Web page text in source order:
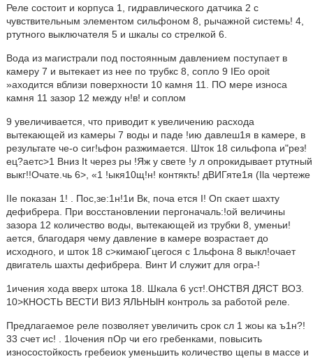
Реле состоит и корпуса 1, гидравлического датчика 2 с
чувствительным элементом сильфоном 8, рычажной системь! 4,
ртутного выключателя 5 и шкалы со стрелкой 6.
Вода из магистрали под постоянным давлением поступает в
камеру 7 и вытекает из нее по трубкc 8, сопло 9 IEo opoit
»axoдится вблизи поверхности 10 камня 11. ПО мере износа
камня 11 зазор 12 между н!в! и соплом
9 увеличивается, что приводит к увеличению расхода
вытекающей из камеры 7 воды и паде !ию давлеш1я в камере, в
результате че-о сиг!ьфон разжимается. Шток 18 сильфопа и"рез!
ец?аетс>1 Вниз It через ры !Яж у свете !у л опрокидывает ртутный
выкг!!Очате.чь 6>, «1 !ыкя10щ!н! контякть! дВИГяте1я (Ila чертеже
IIe показан 1! . Пос,зе:1н!1и Вк, поча ется I! Оп скает шахту
дефибрера. При восстановлении пергоначаль:!ой величины
зазора 12 количество воды, вытекающей из трубки 8, уменьи!
ается, благодаря чему давление в камере возрастает до
исходного, и шток 18 с>кимаюГцегося с 1льфона 8 выкл!очает
двигатель шахты дефибрера. Винт И служит для огра-!
1ичения хода вверх штока 18. Шкала 6 уст!.ОНСТВЯ ДЯСТ ВОЗ.
10>КНОСТЬ ВЕСТИ ВИЗ ЯЛЬНЫН контроль за работой реле.
Предлагаемое реле позволяет увеличить срок сл 1 жоы ка ъ1н?!
33 счет ис! . 1lочения пОр чи его гребенками, повысить
износостойкость гребеиок уменьшить количество щепы в массе и